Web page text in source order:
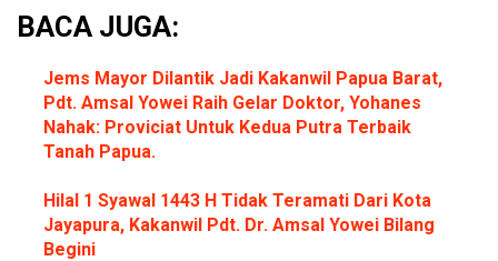
BACA JUGA:
Jems Mayor Dilantik Jadi Kakanwil Papua Barat,
Pdt. Amsal Yowei Raih Gelar Doktor, Yohanes
Nahak: Proviciat Untuk Kedua Putra Terbaik
Tanah Papua.
Hilal 1 Syawal 1443 H Tidak Teramati Dari Kota
Jayapura, Kakanwil Pdt. Dr. Amsal Yowei Bilang
Begini